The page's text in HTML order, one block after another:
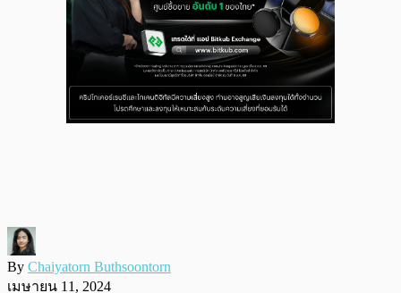
By Chaiyatorn Buthsoontorn
เมษายน 11, 2024